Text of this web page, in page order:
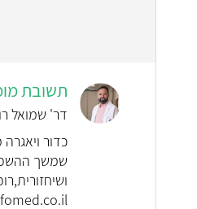
תשובת
דר' שמואל